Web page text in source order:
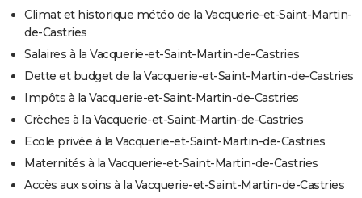
Climat et historique météo de la Vacquerie-et-Saint-Martin-
de-Castries
Salaires à la Vacquerie-et-Saint-Martin-de-Castries
Dette et budget de la Vacquerie-et-Saint-Martin-de-Castries
Impôts à la Vacquerie-et-Saint-Martin-de-Castries
Crèches à la Vacquerie-et-Saint-Martin-de-Castries
Ecole privée à la Vacquerie-et-Saint-Martin-de-Castries
Maternités à la Vacquerie-et-Saint-Martin-de-Castries
Accès aux soins à la Vacquerie-et-Saint-Martin-de-Castries